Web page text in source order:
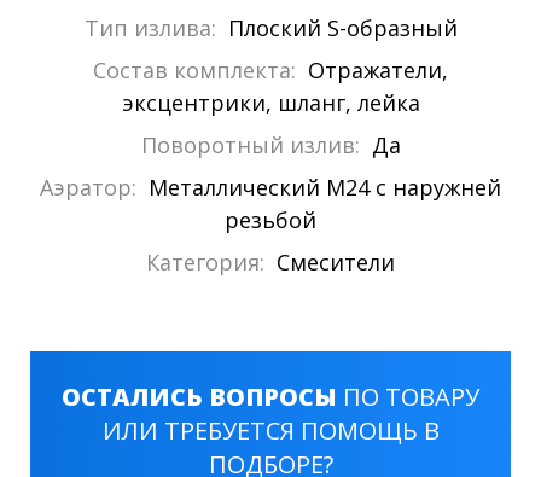
Тип излива: Плоский S-образный
Состав комплекта: Отражатели,
эксцентрики, шланг, лейка
Поворотный излив: Да
Аэратор: Металлический М24 с наружней
резьбой
Категория: Смесители
ОСТАЛИСЬ ВОПРОСЫ ПО ТОВАРУ
ИЛИ ТРЕБУЕТСЯ ПОМОЩЬ В
ПОДБОРЕ?